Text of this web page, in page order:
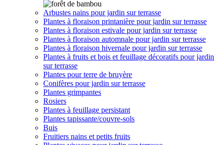
Arbustes nains pour jardin sur terrasse
Plantes à floraison printanière pour jardin sur terrasse
Plantes à floraison estivale pour jardin sur terrasse
Plantes à floraison automnale pour jardin sur terrasse
Plantes à floraison hivernale pour jardin sur terrasse
Plantes à fruits et bois et feuillage décoratifs pour jardin
sur terrasse
Plantes pour terre de bruyère
Conifères pour jardin sur terrasse
Plantes grimpantes
Rosiers
Plantes à feuillage persistant
Plantes tapissante/couvre-sols
Buis
Fruitiers nains et petits fruits